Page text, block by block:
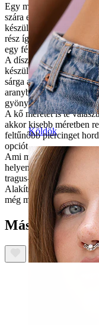
Köldök
Egy mindenkihez illő,
szára egy különleges,
készült. Ez a szár a
rész így sokkal
egy fémes alapú
A díszítő fej rész
készült és több
sárga aranyból, elegáns
aranyból is. Mindegyik
gyönyörűen csillog,
A kő méretét is te
akkor kisebb méretben
feltűnőbb piercinget
opciót.
Ami még különleges a
helyen is tudod őket
tragus- vagy helix
Alakítsd kedvedre ezt a
még ma!
Mások ezeket